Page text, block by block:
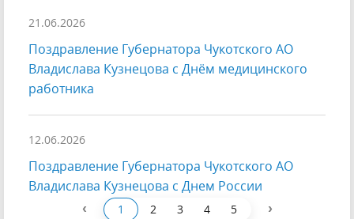
21.06.2026
Поздравление Губернатора Чукотского АО
Владислава Кузнецова с Днём медицинского
работника
12.06.2026
Поздравление Губернатора Чукотского АО
Владислава Кузнецова с Днем России
‹ 1 2 3 4 5 ›